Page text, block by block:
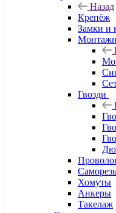
Назад
Крепёж
Замки и
Гвозди
Хомуты
Анкеры
Такелаж